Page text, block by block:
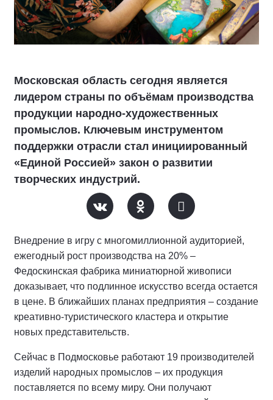
Московская область сегодня является
лидером страны по объёмам производства
продукции народно-художественных
промыслов. Ключевым инструментом
поддержки отрасли стал инициированный
«Единой Россией» закон о развитии
творческих индустрий.
Внедрение в игру с многомиллионной аудиторией,
ежегодный рост производства на 20% –
Федоскинская фабрика миниатюрной живописи
доказывает, что подлинное искусство всегда остается
в цене. В ближайших планах предприятия – создание
креативно-туристического кластера и открытие
новых представительств.
Сейчас в Подмосковье работают 19 производителей
изделий народных промыслов – их продукция
поставляется по всему миру. Они получают